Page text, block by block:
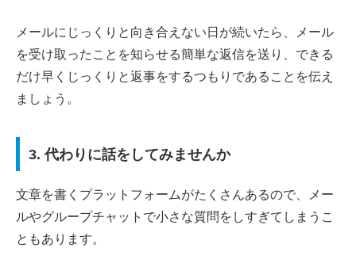
メールにじっくりと向き合えない日が続いたら、メール
を受け取ったことを知らせる簡単な返信を送り、できる
だけ早くじっくりと返事をするつもりであることを伝え
ましょう。
3. 代わりに話をしてみませんか
文章を書くプラットフォームがたくさんあるので、メー
ルやグループチャットで小さな質問をしすぎてしまうこ
ともあります。